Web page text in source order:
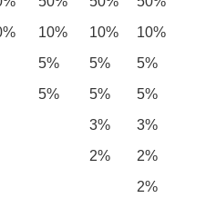
10% 10%
10%
5% 5%
5%
5% 5%
5%
3%
3%
2%
2%
2%